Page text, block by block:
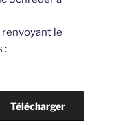
le
:
Télécharger